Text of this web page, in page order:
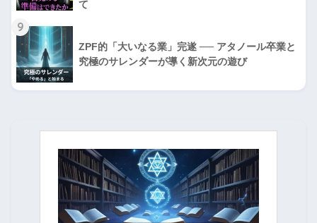
て
9
ZPF的「大いなる業」完遂 ── アタノール卒業と
究極のサレンダーが導く新次元の遊び